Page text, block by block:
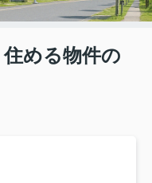
める物件の